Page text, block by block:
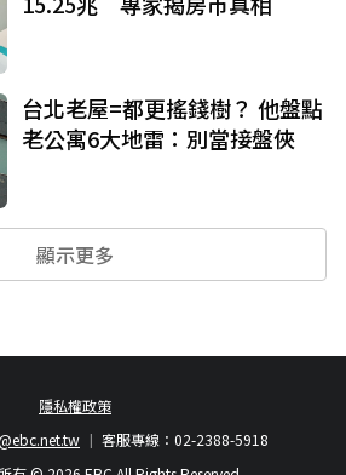
台北老屋=都更搖錢樹？ 他盤點
老公寓6大地雷：別當接盤俠
顯示更多
隱私權政策
客服專線：02-2388-5918